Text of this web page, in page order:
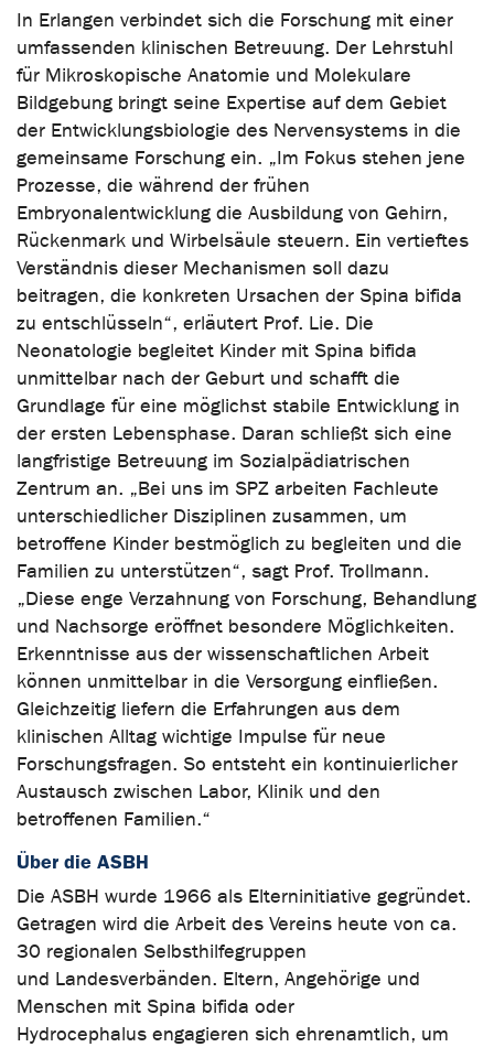
In Erlangen verbindet sich die Forschung mit einer
umfassenden klinischen Betreuung. Der Lehrstuhl
für Mikroskopische Anatomie und Molekulare
Bildgebung bringt seine Expertise auf dem Gebiet
der Entwicklungsbiologie des Nervensystems in die
gemeinsame Forschung ein. „Im Fokus stehen jene
Prozesse, die während der frühen
Embryonalentwicklung die Ausbildung von Gehirn,
Rückenmark und Wirbelsäule steuern. Ein vertieftes
Verständnis dieser Mechanismen soll dazu
beitragen, die konkreten Ursachen der Spina bifida
zu entschlüsseln“, erläutert Prof. Lie. Die
Neonatologie begleitet Kinder mit Spina bifida
unmittelbar nach der Geburt und schafft die
Grundlage für eine möglichst stabile Entwicklung in
der ersten Lebensphase. Daran schließt sich eine
langfristige Betreuung im Sozialpädiatrischen
Zentrum an. „Bei uns im SPZ arbeiten Fachleute
unterschiedlicher Disziplinen zusammen, um
betroffene Kinder bestmöglich zu begleiten und die
Familien zu unterstützen“, sagt Prof. Trollmann.
„Diese enge Verzahnung von Forschung, Behandlung
und Nachsorge eröffnet besondere Möglichkeiten.
Erkenntnisse aus der wissenschaftlichen Arbeit
können unmittelbar in die Versorgung einfließen.
Gleichzeitig liefern die Erfahrungen aus dem
klinischen Alltag wichtige Impulse für neue
Forschungsfragen. So entsteht ein kontinuierlicher
Austausch zwischen Labor, Klinik und den
betroffenen Familien.“
Über die ASBH
Die ASBH wurde 1966 als Elterninitiative gegründet.
Getragen wird die Arbeit des Vereins heute von ca.
30 regionalen Selbsthilfegruppen
und Landesverbänden. Eltern, Angehörige und
Menschen mit Spina bifida oder
Hydrocephalus engagieren sich ehrenamtlich, um